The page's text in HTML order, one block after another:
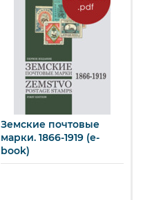
Земские почтовые
марки. 1866-1919 (e-
book)